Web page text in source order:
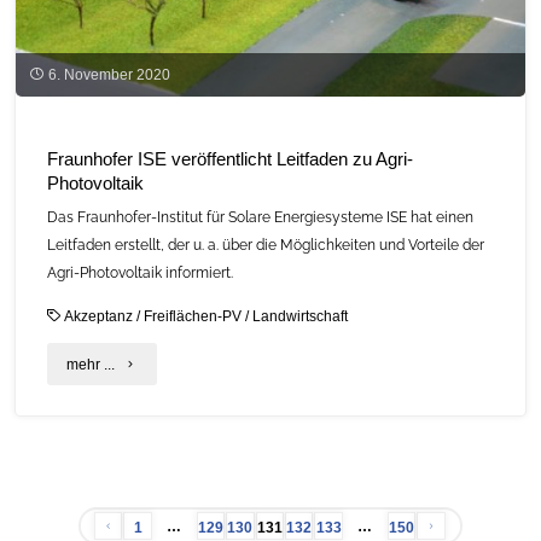
6. November 2020
Fraunhofer ISE veröffentlicht Leitfaden zu Agri-
Photovoltaik
Das Fraunhofer-Institut für Solare Energiesysteme ISE hat einen
Leitfaden erstellt, der u. a. über die Möglichkeiten und Vorteile der
Agri-Photovoltaik informiert.
Akzeptanz / Freiflächen-PV / Landwirtschaft
mehr ... "Fraunhofer
1 … 129 130 131 132 133 … 150